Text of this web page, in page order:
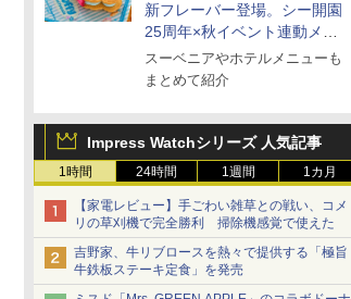
新フレーバー登場。シー開園
25周年×秋イベント連動メニ
ュー
スーベニアやホテルメニューも
まとめて紹介
Impress Watchシリーズ 人気記事
1時間 24時間 1週間 1カ月
【家電レビュー】手ごわい雑草との戦い、コメ
リの草刈機で完全勝利 掃除機感覚で使えた
吉野家、牛リブロースを熱々で提供する「極旨
牛鉄板ステーキ定食」を発売